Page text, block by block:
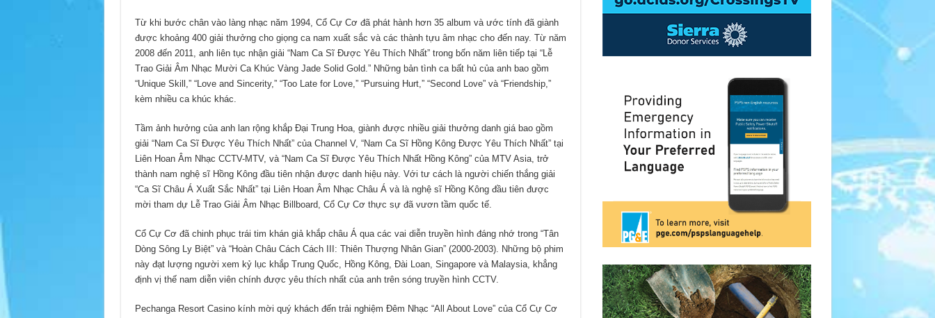
Từ khi bước chân vào làng nhạc năm 1994, Cổ Cự Cơ đã phát hành hơn 35 album và ước tính đã giành
được khoảng 400 giải thưởng cho giọng ca nam xuất sắc và các thành tựu âm nhạc cho đến nay. Từ năm
2008 đến 2011, anh liên tục nhận giải “Nam Ca Sĩ Được Yêu Thích Nhất” trong bốn năm liên tiếp tại “Lễ
Trao Giải Âm Nhạc Mười Ca Khúc Vàng Jade Solid Gold.” Những bản tình ca bất hủ của anh bao gồm
“Unique Skill,” “Love and Sincerity,” “Too Late for Love,” “Pursuing Hurt,” “Second Love” và “Friendship,”
kèm nhiều ca khúc khác.
Tầm ảnh hưởng của anh lan rộng khắp Đại Trung Hoa, giành được nhiều giải thưởng danh giá bao gồm
giải “Nam Ca Sĩ Được Yêu Thích Nhất” của Channel V, “Nam Ca Sĩ Hồng Kông Được Yêu Thích Nhất” tại
Liên Hoan Âm Nhạc CCTV-MTV, và “Nam Ca Sĩ Được Yêu Thích Nhất Hồng Kông” của MTV Asia, trở
thành nam nghệ sĩ Hồng Kông đầu tiên nhận được danh hiệu này. Với tư cách là người chiến thắng giải
“Ca Sĩ Châu Á Xuất Sắc Nhất” tại Liên Hoan Âm Nhạc Châu Á và là nghệ sĩ Hồng Kông đầu tiên được
mời tham dự Lễ Trao Giải Âm Nhạc Billboard, Cổ Cự Cơ thực sự đã vươn tầm quốc tế.
Cổ Cự Cơ đã chinh phục trái tim khán giả khắp châu Á qua các vai diễn truyền hình đáng nhớ trong “Tân
Dòng Sông Ly Biệt” và “Hoàn Châu Cách Cách III: Thiên Thượng Nhân Gian” (2000-2003). Những bộ phim
này đạt lượng người xem kỷ lục khắp Trung Quốc, Hồng Kông, Đài Loan, Singapore và Malaysia, khẳng
định vị thế nam diễn viên chính được yêu thích nhất của anh trên sóng truyền hình CCTV.
Pechanga Resort Casino kính mời quý khách đến trải nghiệm Đêm Nhạc “All About Love” của Cổ Cự Cơ